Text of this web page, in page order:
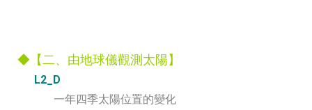
◆【二、由地球儀觀測太陽】
L2_D
一年四季太陽位置的變化